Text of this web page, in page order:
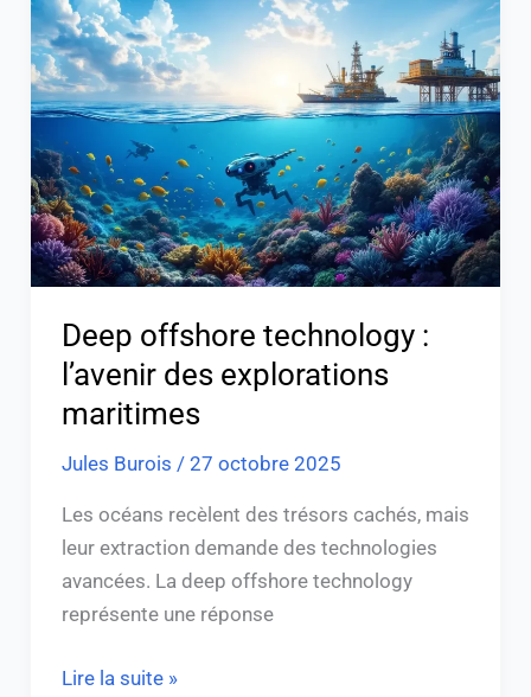
Deep offshore technology :
l’avenir des explorations
maritimes
Jules Burois / 27 octobre 2025
Les océans recèlent des trésors cachés, mais
leur extraction demande des technologies
avancées. La deep offshore technology
représente une réponse
offshore
technology
:
l’avenir
des
explorations
maritimes
Lire la suite »